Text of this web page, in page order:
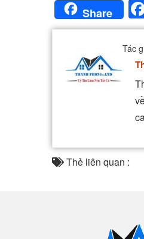
Share
Tác
Thẻ liên quan :